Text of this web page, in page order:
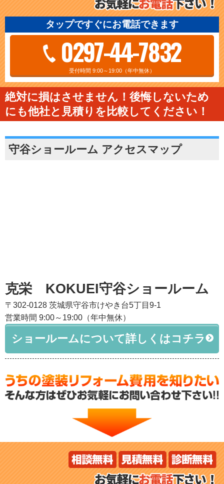
タップですぐにお電話できます
0297-44-7832
受付時間 9:00～19:00（年中無休）
絶対に損はさせません！後悔しないため
にも他社と見積りを比較してください！
守谷ショールーム アクセスマップ
克栄 KOKUEI守谷ショールーム
〒302-0128 茨城県守谷市けやき台5丁目9-1
営業時間 9:00～19:00（年中無休）
ショールームについて詳しくはコチラ